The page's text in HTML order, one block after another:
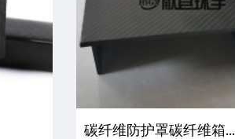
碳纤维防护罩碳纤维箱...